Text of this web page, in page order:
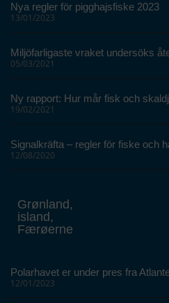
Nya regler för pigghajsfiske 2023
13/01/2023
Miljöfarligaste vraket undersöks
05/03/2021
Ny rapport: Hur mår fisk och
19/02/2021
Signalkräfta – regler för fiske och
12/08/2020
Grønland,
island,
Færøerne
Polarhavet er under pres fra
12/01/2023